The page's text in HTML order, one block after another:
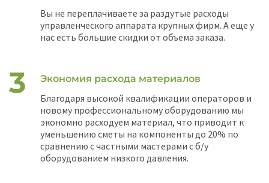
Вы не переплачиваете за раздутые расходы
управленческого аппарата крупных фирм. А еще у
нас есть большие скидки от объема заказа.
Экономия расхода материалов
Благодаря высокой квалификации операторов и
новому профессиональному оборудованию мы
экономно расходуем материал, что приводит к
уменьшению сметы на компоненты до 20% по
сравнению с частными мастерами с б/у
оборудованием низкого давления.